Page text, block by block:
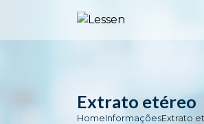
Extrato etéreo
HomeInformaçõesExtrato